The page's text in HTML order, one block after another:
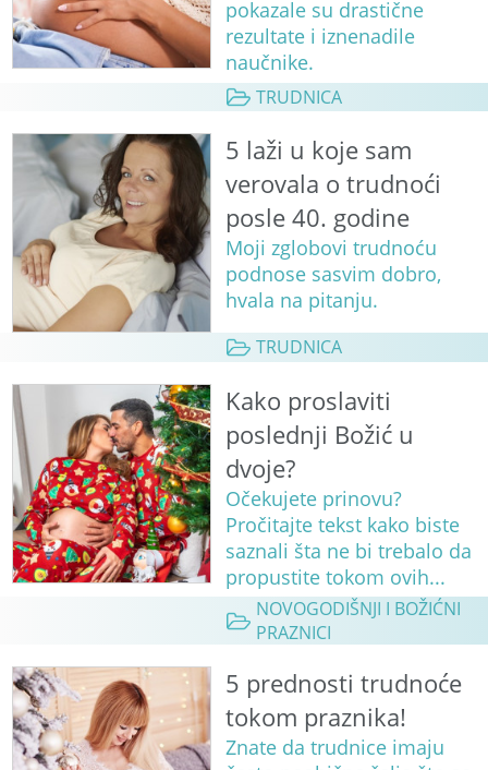
pokazale su drastične
rezultate i iznenadile
naučnike.
TRUDNICA
5 laži u koje sam
verovala o trudnoći
posle 40. godine
Moji zglobovi trudnoću
podnose sasvim dobro,
hvala na pitanju.
TRUDNICA
Kako proslaviti
poslednji Božić u
dvoje?
Očekujete prinovu?
Pročitajte tekst kako biste
saznali šta ne bi trebalo da
propustite tokom ovih...
NOVOGODIŠNJI I BOŽIĆNI
PRAZNICI
5 prednosti trudnoće
tokom praznika!
Znate da trudnice imaju